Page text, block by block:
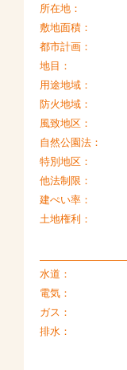
所在地：
敷地面積：
都市計画：
地目：
用途地域：
防火地域：
風致地区：
自然公園法：
特別地区：
他法制限：
建ぺい率：
土地権利：
水道：
電気：
ガス：
排水：